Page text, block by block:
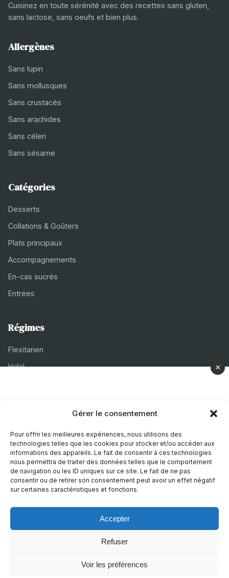
Gérer le consentement
Pour offrir les meilleures expériences, nous utilisons des
technologies telles que les cookies pour stocker et/ou accéder aux
informations des appareils. Le fait de consentir à ces technologies
nous permettra de traiter des données telles que le comportement
de navigation ou les ID uniques sur ce site. Le fait de ne pas
consentir ou de retirer son consentement peut avoir un effet négatif
sur certaines caractéristiques et fonctions.
Accepter
Refuser
Voir les préférences
Cuisinez en toute sérénité avec des recettes sans gluten,
sans lactose, sans oeufs et bien plus.
Allergènes
Sans lupin
Sans mollusques
Sans crustacés
Sans arachides
Sans céleri
Sans sésame
Catégories
Desserts
Collations & Goûters
Plats principaux
Accompagnements
En-cas sucrés
Entrées
Régimes
Flexitarien
Halal
À propos
Mentions légales
Politique de confidentialité
Politique de cookies
×